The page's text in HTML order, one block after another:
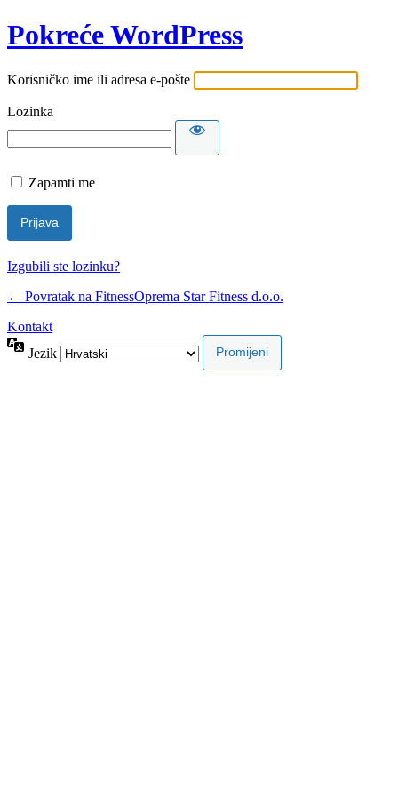
Pokreće WordPress
Korisničko ime ili adresa e-pošte
Lozinka
Zapamti me
Izgubili ste lozinku?
← Povratak na FitnessOprema Star Fitness d.o.o.
Kontakt
Jezik